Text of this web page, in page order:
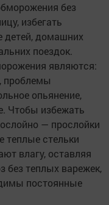
без
избегать
детей, домашних
поездок.
являются:
проблемы
опьянение,
Чтобы избежать
— прослойки
теплые стельки
влагу, оставляя
без теплых варежек,
постоянные